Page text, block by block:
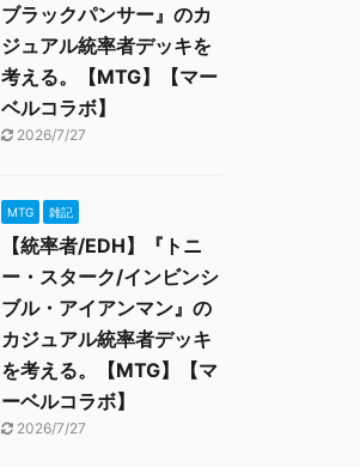
ブラックパンサー』のカ
ジュアル統率者デッキを
考える。【MTG】【マー
ベルコラボ】
2026/7/27
MTG 雑記
【統率者/EDH】『トニ
ー・スターク/インビンシ
ブル・アイアンマン』の
カジュアル統率者デッキ
を考える。【MTG】【マ
ーベルコラボ】
2026/7/27